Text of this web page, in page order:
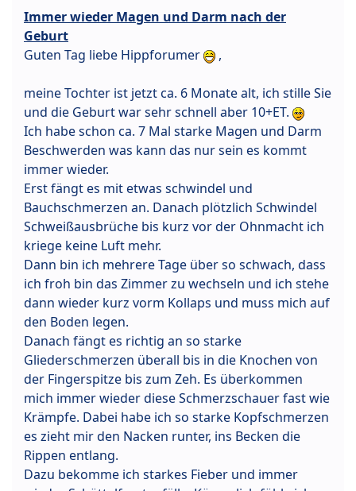
Immer wieder Magen und Darm nach der
Geburt
Guten Tag liebe Hippforumer
,
meine Tochter ist jetzt ca. 6 Monate alt, ich stille Sie
und die Geburt war sehr schnell aber 10+ET.
Ich habe schon ca. 7 Mal starke Magen und Darm
Beschwerden was kann das nur sein es kommt
immer wieder.
Erst fängt es mit etwas schwindel und
Bauchschmerzen an. Danach plötzlich Schwindel
Schweißausbrüche bis kurz vor der Ohnmacht ich
kriege keine Luft mehr.
Dann bin ich mehrere Tage über so schwach, dass
ich froh bin das Zimmer zu wechseln und ich stehe
dann wieder kurz vorm Kollaps und muss mich auf
den Boden legen.
Danach fängt es richtig an so starke
Gliederschmerzen überall bis in die Knochen von
der Fingerspitze bis zum Zeh. Es überkommen
mich immer wieder diese Schmerzschauer fast wie
Krämpfe. Dabei habe ich so starke Kopfschmerzen
es zieht mir den Nacken runter, ins Becken die
Rippen entlang.
Dazu bekomme ich starkes Fieber und immer